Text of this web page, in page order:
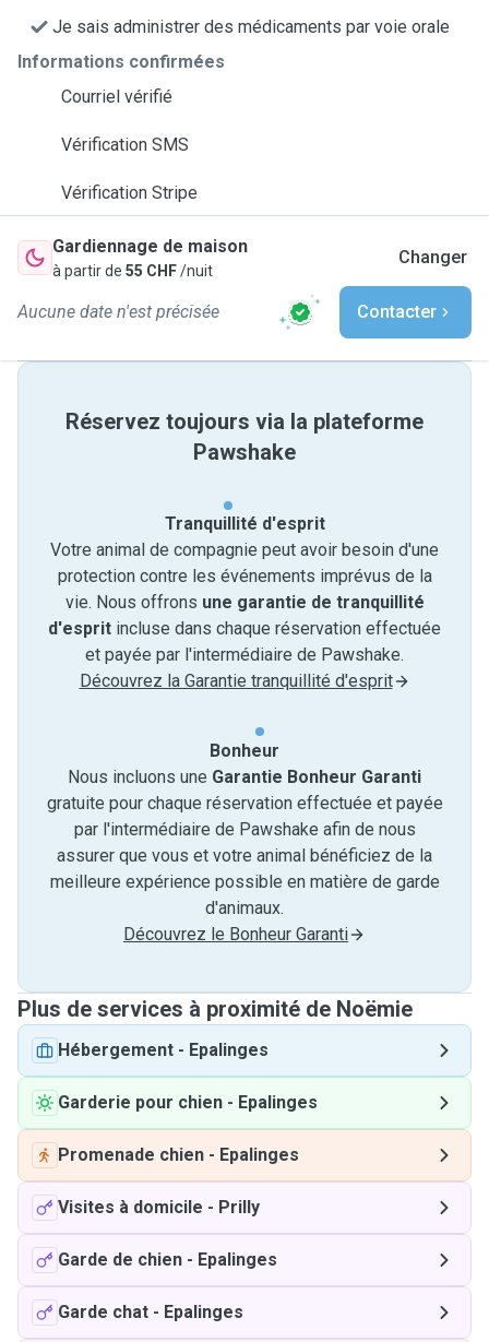
Je sais administrer des médicaments par voie orale
Informations confirmées
Courriel vérifié
Vérification SMS
Vérification Stripe
Gardiennage de maison
à partir de 55 CHF/nuit
Changer
Aucune date n'est précisée Contacter
Réservez toujours via la plateforme
Pawshake
Tranquillité d'esprit
Votre animal de compagnie peut avoir besoin d'une
protection contre les événements imprévus de la
vie. Nous offrons une garantie de tranquillité
d'esprit incluse dans chaque réservation effectuée
et payée par l'intermédiaire de Pawshake.
Découvrez la Garantie tranquillité d'esprit
Bonheur
Nous incluons une Garantie Bonheur Garanti
gratuite pour chaque réservation effectuée et payée
par l'intermédiaire de Pawshake afin de nous
assurer que vous et votre animal bénéficiez de la
meilleure expérience possible en matière de garde
d'animaux.
Découvrez le Bonheur Garanti
Plus de services à proximité de Noëmie
Hébergement - Epalinges
Garderie pour chien - Epalinges
Promenade chien - Epalinges
Visites à domicile - Prilly
Garde de chien - Epalinges
Garde chat - Epalinges